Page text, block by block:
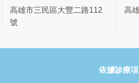
高雄市三民區大豐二路112
號
高
依據診療